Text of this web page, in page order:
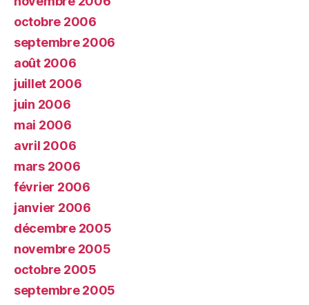
octobre 2006
septembre 2006
août 2006
juillet 2006
juin 2006
mai 2006
avril 2006
mars 2006
février 2006
janvier 2006
décembre 2005
novembre 2005
octobre 2005
septembre 2005